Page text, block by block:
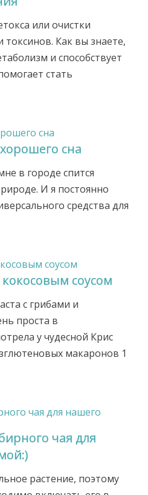
или очистки
Как вы знаете,
и способствует
стать
сна
в городе спится
И я постоянно
средства для
соусом
с грибами и
проста в
у чудесной Крис
макаронов 1
чая для
растение, поэтому